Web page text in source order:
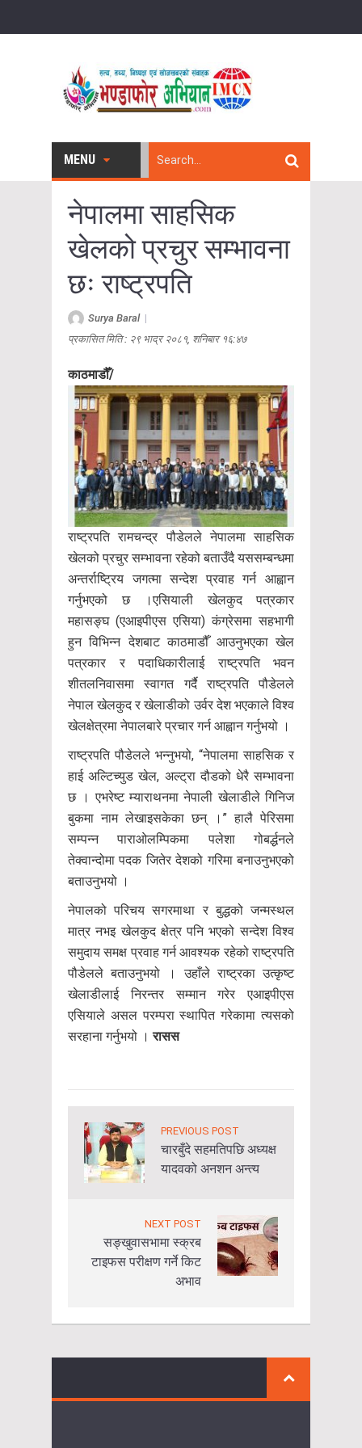
MENU
नेपालमा साहसिक
खेलको प्रचुर सम्भावना
छः राष्ट्रपति
Surya Baral|
प्रकासित मिति : २९ भाद्र २०८१, शनिबार १६:४७
काठमाडौँ/
राष्ट्रपति रामचन्द्र पौडेलले नेपालमा साहसिक
खेलको प्रचुर सम्भावना रहेको बताउँदै यससम्बन्धमा
अन्तर्राष्ट्रिय जगत्मा सन्देश प्रवाह गर्न आह्वान
गर्नुभएको छ ।एसियाली खेलकुद पत्रकार
महासङ्घ (एआइपीएस एसिया) कंग्रेसमा सहभागी
हुन विभिन्न देशबाट काठमाडौँ आउनुभएका खेल
पत्रकार र पदाधिकारीलाई राष्ट्रपति भवन
शीतलनिवासमा स्वागत गर्दै राष्ट्रपति पौडेलले
नेपाल खेलकुद र खेलाडीको उर्वर देश भएकाले विश्व
खेलक्षेत्रमा नेपालबारे प्रचार गर्न आह्वान गर्नुभयो ।
राष्ट्रपति पौडेलले भन्नुभयो, “नेपालमा साहसिक र
हाई अल्टिच्युड खेल, अल्ट्रा दौडको धेरै सम्भावना
छ । एभरेष्ट म्याराथनमा नेपाली खेलाडीले गिनिज
बुकमा नाम लेखाइसकेका छन् ।” हालै पेरिसमा
सम्पन्न पाराओलम्पिकमा पलेशा गोबर्द्धनले
तेक्वान्दोमा पदक जितेर देशको गरिमा बनाउनुभएको
बताउनुभयो ।
नेपालको परिचय सगरमाथा र बुद्धको जन्मस्थल
मात्र नभइ खेलकुद क्षेत्र पनि भएको सन्देश विश्व
समुदाय समक्ष प्रवाह गर्न आवश्यक रहेको राष्ट्रपति
पौडेलले बताउनुभयो । उहाँले राष्ट्रका उत्कृष्ट
खेलाडीलाई निरन्तर सम्मान गरेर एआइपीएस
एसियाले असल परम्परा स्थापित गरेकामा त्यसको
सरहाना गर्नुभयो ।रासस
PREVIOUS POST
चारबुँदे सहमतिपछि अध्यक्ष
यादवको अनशन अन्त्य
NEXT POST
सङ्खुवासभामा स्क्रब
टाइफस परीक्षण गर्ने किट
अभाव